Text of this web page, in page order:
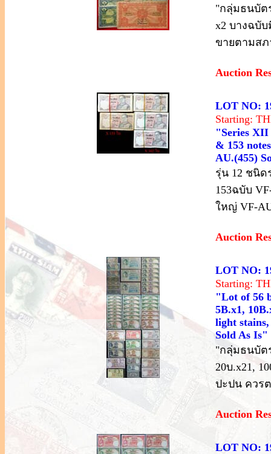
"กลุ่มธนบัต
x2 บางฉบั
ขายตามส
Auction
LOT NO:
Starting:
"Series XII
& 153
AU.(455)
รุ่น 12 ชนิด
153ฉบับ
ใหญ่ VF-
Auction
LOT NO:
Starting:
"Lot of 56
5B.x1,
light
Sold As Is"
"กลุ่มธนบัต
20บ.x21,
ปะปน ควร
Auction
LOT NO: